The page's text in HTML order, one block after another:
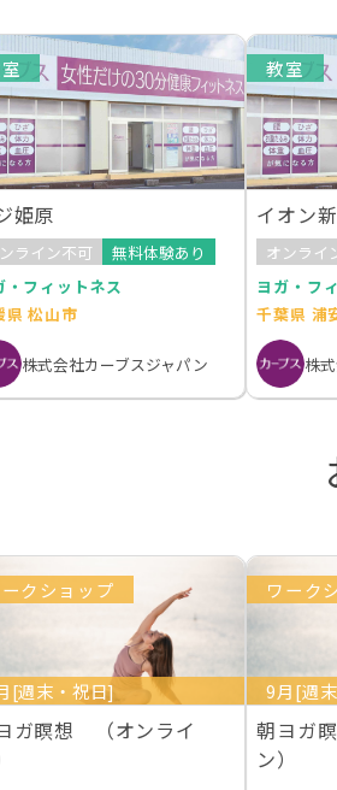
姫原
ライン不可
無料体験あり
・フィットネス
県 松山市
株式会社カーブスジャパン
教室
イオン
オンライ
ヨガ・フ
千葉県 浦
株
クショップ
[週末・祝日]
ガ瞑想 （オンライ
ワーク
9月[週
朝ヨガ
ン）